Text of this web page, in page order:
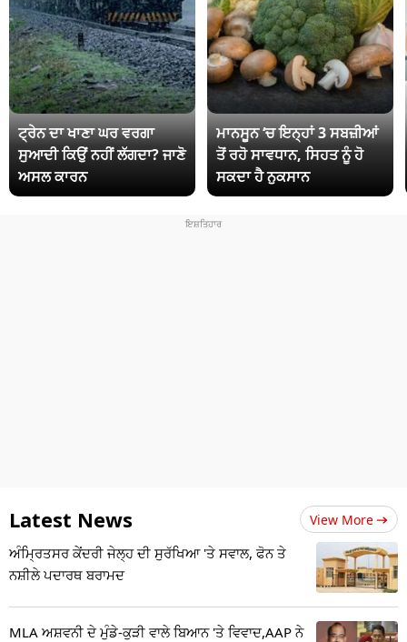
ਟ੍ਰੇਨ ਦਾ ਖਾਣਾ ਘਰ ਵਰਗਾ
ਸੁਆਦੀ ਕਿਉਂ ਨਹੀਂ ਲੱਗਦਾ? ਜਾਣੋ
ਅਸਲ ਕਾਰਨ
ਮਾਨਸੂਨ ‘ਚ ਇਨ੍ਹਾਂ 3 ਸਬਜ਼ੀਆਂ
ਤੋਂ ਰਹੋ ਸਾਵਧਾਨ, ਸਿਹਤ ਨੂੰ ਹੋ
ਸਕਦਾ ਹੈ ਨੁਕਸਾਨ
Latest News View More
ਅੰਮ੍ਰਿਤਸਰ ਕੇਂਦਰੀ ਜੇਲ੍ਹ ਦੀ ਸੁਰੱਖਿਆ 'ਤੇ ਸਵਾਲ, ਫੋਨ ਤੇ
ਨਸ਼ੀਲੇ ਪਦਾਰਥ ਬਰਾਮਦ
MLA ਅਸ਼ਵਨੀ ਦੇ ਮੁੰਡੇ-ਕੁੜੀ ਵਾਲੇ ਬਿਆਨ 'ਤੇ ਵਿਵਾਦ,AAP ਨੇ